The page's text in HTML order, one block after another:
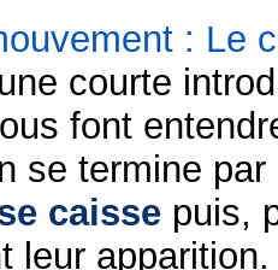
: Le
courte
font
se termine
caisse puis,
leur